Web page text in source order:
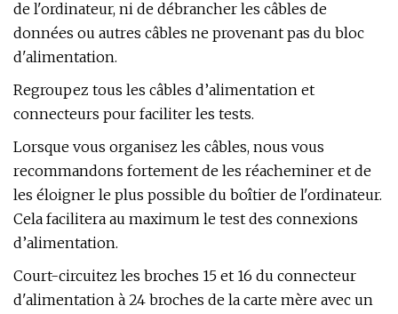
de l'ordinateur, ni de débrancher les câbles de
données ou autres câbles ne provenant pas du bloc
d'alimentation.
Regroupez tous les câbles d’alimentation et
connecteurs pour faciliter les tests.
Lorsque vous organisez les câbles, nous vous
recommandons fortement de les réacheminer et de
les éloigner le plus possible du boîtier de l'ordinateur.
Cela facilitera au maximum le test des connexions
d’alimentation.
Court-circuitez les broches 15 et 16 du connecteur
d'alimentation à 24 broches de la carte mère avec un